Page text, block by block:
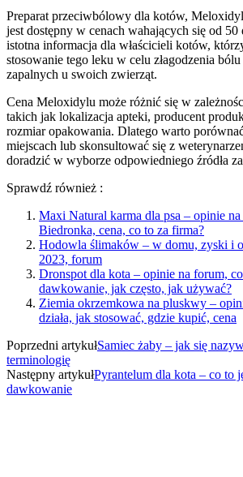
Preparat przeciwbólowy dla kotów,
jest dostępny w cenach wahających się od 50
istotna informacja dla właścicieli kotów,
stosowanie tego leku w celu złagodzenia
zapalnych u swoich zwierząt.
Cena Meloxidylu może różnić się w
takich jak lokalizacja apteki, producent
rozmiar opakowania. Dlatego warto
miejscach lub skonsultować się z
doradzić w wyborze odpowiedniego źródła
Sprawdź również :
Maxi Natural karma dla psa – opinie na
Biedronka, cena, co to za firma?
Hodowla ślimaków – w domu, zyski i
2023, forum
Dronspot dla kota – opinie na forum,
dawkowanie, jak często, jak używać?
Ziemia okrzemkowa na pluskwy –
działa, jak stosować, gdzie kupić, cena
Poprzedni artykułSamiec żaby – jak się
terminologię
Następny artykułPyrantelum dla kota – co to
dawkowanie